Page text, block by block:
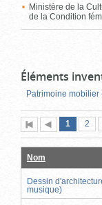
Ministère de la
de la Condition
Éléments
Patrimoine mobilier
Première
pageprécédente
Page
1 (page
2
Nom
Dessin
musique)